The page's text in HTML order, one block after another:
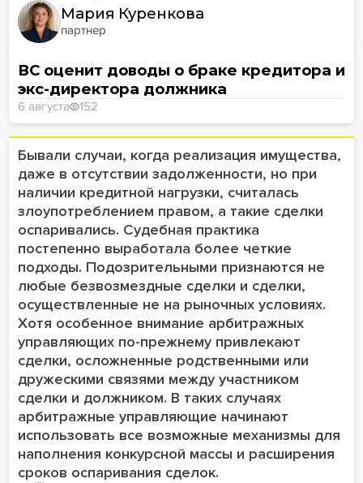
Мария Куренкова
партнер
ВС оценит доводы о браке кредитора и
экс-директора должника
6 августа 152
Бывали случаи, когда реализация имущества,
даже в отсутствии задолженности, но при
наличии кредитной нагрузки, считалась
злоупотреблением правом, а такие сделки
оспаривались. Судебная практика
постепенно выработала более четкие
подходы. Подозрительными признаются не
любые безвозмездные сделки и сделки,
осуществленные не на рыночных условиях.
Хотя особенное внимание арбитражных
управляющих по-прежнему привлекают
сделки, осложненные родственными или
дружескими связями между участником
сделки и должником. В таких случаях
арбитражные управляющие начинают
использовать все возможные механизмы для
наполнения конкурсной массы и расширения
сроков оспаривания сделок.